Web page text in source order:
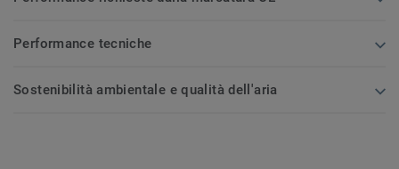
Performance tecniche
Sostenibilità ambientale e qualità dell'aria